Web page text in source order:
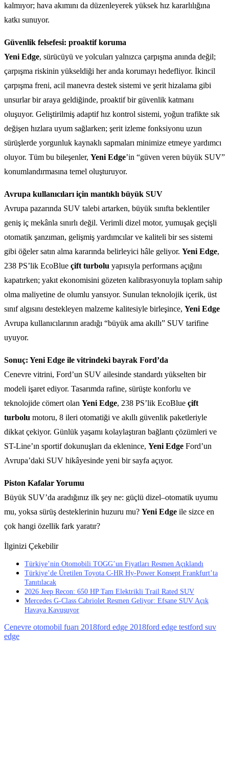
kalmıyor; hava akımını da düzenleyerek yüksek hız kararlılığına
katkı sunuyor.
Güvenlik felsefesi: proaktif koruma
Yeni Edge, sürücüyü ve yolcuları yalnızca çarpışma anında değil;
çarpışma riskinin yükseldiği her anda korumayı hedefliyor. İkincil
çarpışma freni, acil manevra destek sistemi ve şerit hizalama gibi
unsurlar bir araya geldiğinde, proaktif bir güvenlik katmanı
oluşuyor. Geliştirilmiş adaptif hız kontrol sistemi, yoğun trafikte sık
değişen hızlara uyum sağlarken; şerit izleme fonksiyonu uzun
sürüşlerde yorgunluk kaynaklı sapmaları minimize etmeye yardımcı
oluyor. Tüm bu bileşenler, Yeni Edge’in “güven veren büyük SUV”
konumlandırmasına temel oluşturuyor.
Avrupa kullanıcıları için mantıklı büyük SUV
Avrupa pazarında SUV talebi artarken, büyük sınıfta beklentiler
geniş iç mekânla sınırlı değil. Verimli dizel motor, yumuşak geçişli
otomatik şanzıman, gelişmiş yardımcılar ve kaliteli bir ses sistemi
gibi öğeler satın alma kararında belirleyici hâle geliyor. Yeni Edge,
238 PS’lik EcoBlue çift turbolu yapısıyla performans açığını
kapatırken; yakıt ekonomisini gözeten kalibrasyonuyla toplam sahip
olma maliyetine de olumlu yansıyor. Sunulan teknolojik içerik, üst
sınıf algısını destekleyen malzeme kalitesiyle birleşince, Yeni Edge
Avrupa kullanıcılarının aradığı “büyük ama akıllı” SUV tarifine
uyuyor.
Sonuç: Yeni Edge ile vitrindeki bayrak Ford’da
Cenevre vitrini, Ford’un SUV ailesinde standardı yükselten bir
modeli işaret ediyor. Tasarımda rafine, sürüşte konforlu ve
teknolojide cömert olan Yeni Edge, 238 PS’lik EcoBlue çift
turbolu motoru, 8 ileri otomatiği ve akıllı güvenlik paketleriyle
dikkat çekiyor. Günlük yaşamı kolaylaştıran bağlantı çözümleri ve
ST-Line’ın sportif dokunuşları da eklenince, Yeni Edge Ford’un
Avrupa’daki SUV hikâyesinde yeni bir sayfa açıyor.
Piston Kafalar Yorumu
Büyük SUV’da aradığınız ilk şey ne: güçlü dizel–otomatik uyumu
mu, yoksa sürüş desteklerinin huzuru mu? Yeni Edge ile sizce en
çok hangi özellik fark yaratır?
İlginizi Çekebilir
Türkiye’nin Otomobili TOGG’un Fiyatları Resmen Açıklandı
Türkiye’de Üretilen Toyota C-HR Hy-Power Konsept Frankfurt’ta
Tanıtılacak
2026 Jeep Recon: 650 HP Tam Elektrikli Trail Rated SUV
Mercedes G-Class Cabriolet Resmen Geliyor: Efsane SUV Açık
Havaya Kavuşuyor
Cenevre otomobil fuarı 2018ford edge 2018ford edge testford suv
edge